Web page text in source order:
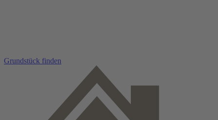
Grundstück finden